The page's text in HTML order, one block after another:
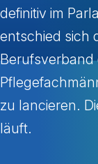
definitiv im
entschied sich
zu lancieren.
läuft.